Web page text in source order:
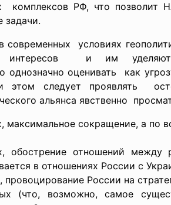
комплексов РФ, что
задачи.
современных условиях
интересов и им уделяют
оценивать как
этом следует проявлять
альянса явственно
максимальное сокращение, а по
обострение отношений между
в отношениях России с
провоцирование России на
(что, возможно, самое